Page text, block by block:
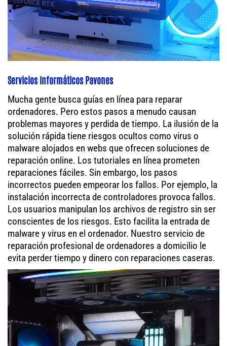
Servicios Informáticos Pavones
Mucha gente busca guías en línea para reparar
ordenadores. Pero estos pasos a menudo causan
problemas mayores y perdida de tiempo. La ilusión de la
solución rápida tiene riesgos ocultos como virus o
malware alojados en webs que ofrecen soluciones de
reparación online. Los tutoriales en línea prometen
reparaciones fáciles. Sin embargo, los pasos
incorrectos pueden empeorar los fallos. Por ejemplo, la
instalación incorrecta de controladores provoca fallos.
Los usuarios manipulan los archivos de registro sin ser
conscientes de los riesgos. Esto facilita la entrada de
malware y virus en el ordenador. Nuestro servicio de
reparación profesional de ordenadores a domicilio le
evita perder tiempo y dinero con reparaciones caseras.